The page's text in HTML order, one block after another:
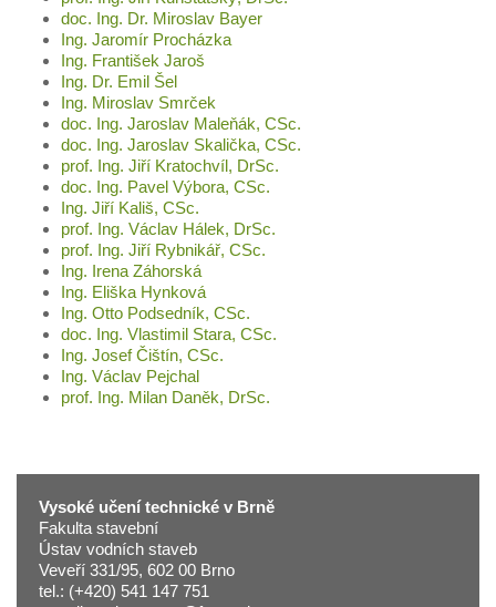
doc. Ing. Dr. Miroslav Bayer
Ing. Jaromír Procházka
Ing. František Jaroš
Ing. Dr. Emil Šel
Ing. Miroslav Smrček
doc. Ing. Jaroslav Maleňák, CSc.
doc. Ing. Jaroslav Skalička, CSc.
prof. Ing. Jiří Kratochvíl, DrSc.
doc. Ing. Pavel Výbora, CSc.
Ing. Jiří Kališ, CSc.
prof. Ing. Václav Hálek, DrSc.
prof. Ing. Jiří Rybnikář, CSc.
Ing. Irena Záhorská
Ing. Eliška Hynková
Ing. Otto Podsedník, CSc.
doc. Ing. Vlastimil Stara, CSc.
Ing. Josef Čištín, CSc.
Ing. Václav Pejchal
prof. Ing. Milan Daněk, DrSc.
Vysoké učení technické v Brně
Fakulta stavební
Ústav vodních staveb
Veveří 331/95, 602 00 Brno
tel.: (+420) 541 147 751